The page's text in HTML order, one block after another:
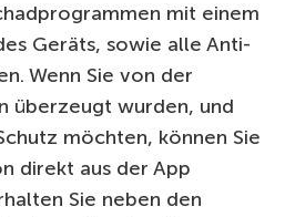
mit einem
Geräts, sowie alle Anti-
Wenn Sie von der
überzeugt wurden, und
möchten, können Sie
direkt aus der App
Sie neben den